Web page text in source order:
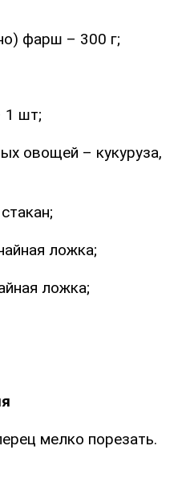
фарш – 300 г;
1 шт;
овощей – кукуруза,
ложка;
ложка;
мелко порезать.